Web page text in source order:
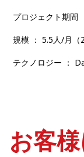
プロジェクト期間
規模 ： 5.5人/月（
テクノロジー ：
お客